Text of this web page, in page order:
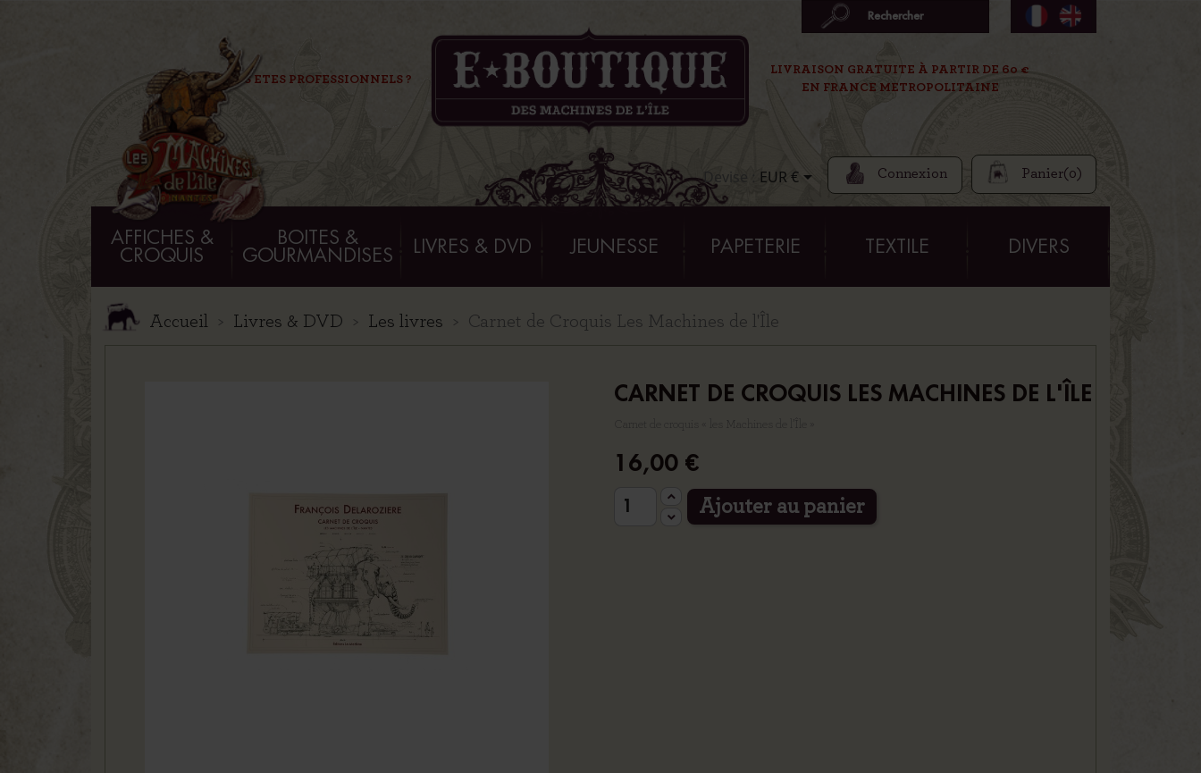
VOUS ETES PROFESSIONNELS ?
LIVRAISON GRATUITE À PARTIR DE 60 €
EN FRANCE METROPOLITAINE
AFFICHES &
CROQUIS
BOITES &
GOURMANDISES
LIVRES & DVD JEUNESSE PAPETERIE TEXTILE DIVERS
Devise : EUR € Connexion Panier(0)
Accueil Livres & DVD Les livres Carnet de Croquis Les Machines de l'Île
CARNET DE CROQUIS LES MACHINES DE L'ÎLE
16,00 €
Ajouter au panier